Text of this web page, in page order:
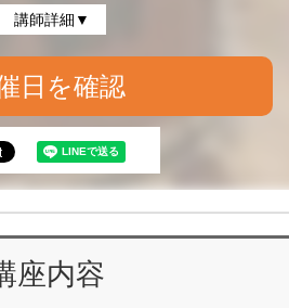
講師詳細▼
日を確認
座内容